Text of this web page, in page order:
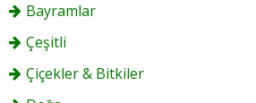
Bayramlar
Çeşitli
Çiçekler & Bitkiler